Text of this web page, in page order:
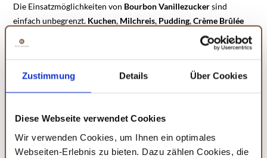
Zustimmung Details Über Cookies
Diese Webseite verwendet Cookies
Wir verwenden Cookies, um Ihnen ein optimales
Webseiten-Erlebnis zu bieten. Dazu zählen Cookies, die
Die Einsatzmöglichkeiten von Bourbon Vanillezuckersind
einfach unbegrenzt. Kuchen, Milchreis, Pudding,Crème Brûlée
gewinnen durch eine kräftige Prise
Bourbon Vanillezucker an Geschmack und Raffinesse. Auch alle
Geleeschmecken mit unserem Bourbon Vanillezucker noch
einmal so gut. Unverzichtbar ist dieser auch in der
Vanillekipferlund viele andere aromatische Leckereien
herstellen. Verfeinere doch mal deinenTee, Kaffeeoder
mit unserem Bourbon Vanillezucker und lass dich von dem